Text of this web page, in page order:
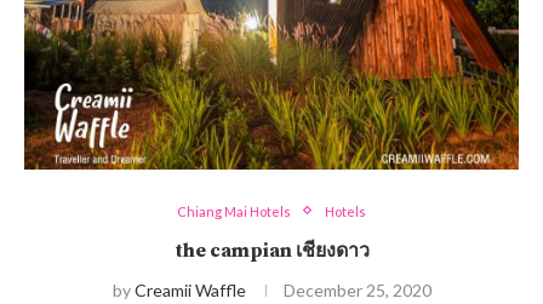
Chiang Mai Hotels Hotels
the campian เชียงดาว
byCreamii Waffle December 25, 2020